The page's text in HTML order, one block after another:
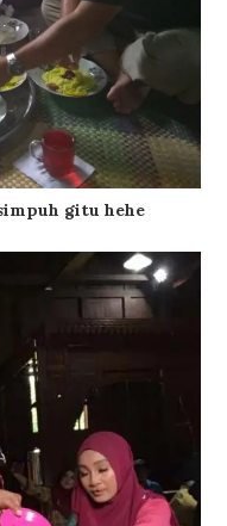
gitu hehe